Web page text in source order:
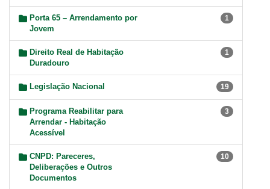
Porta 65 – Arrendamento por
Jovem
1
Direito Real de Habitação
Duradouro
1
Legislação Nacional 19
Programa Reabilitar para
Arrendar - Habitação
Acessível
3
CNPD: Pareceres,
Deliberações e Outros
Documentos
10